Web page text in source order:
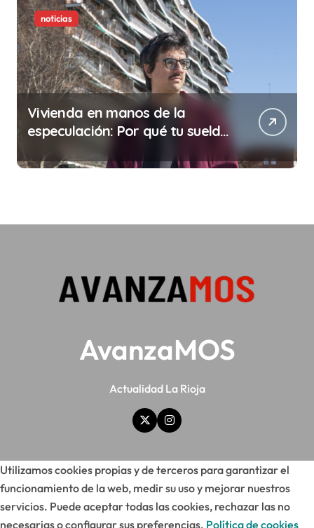
noticias
Vivienda en manos de la
especulación: Por qué tu sueldo
AvanzaMOS
Actualidad La Rioja
Utilizamos cookies propias y de terceros para garantizar el
funcionamiento de la web, medir su uso y mejorar nuestros
servicios. Puede aceptar todas las cookies, rechazar las no
necesarias o configurar sus preferencias. Política de cookies